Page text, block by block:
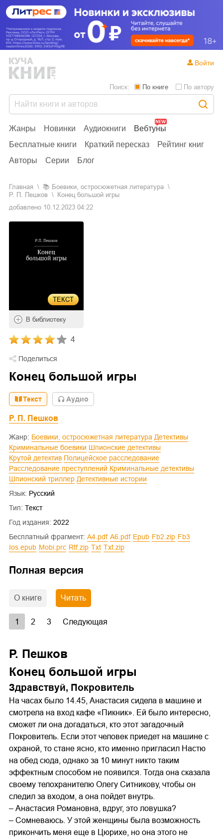
Жанры Новинки Аудиокниги
Вебтуны
Бесплатные книги
Краткий пересказ
Рейтинг книг
Авторы
Серии Блог
Поиск: По книге По автору
Войти
Главная 📚
боевики, остросюжетная литература
Р. П. Пешков
Конец большой игры
добавлено 10.12.2023 04:22
ТЕКСТ
В библиотеку
4
Поделиться
Конец большой игры
Текст Aудио
Р. П. Пешков
Жанр: Боевики, остросюжетная литература
Детективы
Криминальные боевики
Шпионские детективы
Крутой детектив
Полицейское расследование
Расследование преступлений
Криминальные детективы
Шпионский триллер
Детективные истории
Язык: Русский
Тип: Текст
Год издания: 2022
Бесплатный фрагмент:
a4.pdf a6.pdf epub fb2.zip
fb3
ios.epub
mobi.prc rtf.zip txt txt.zip
Полная версия
О книге Читать
1 2 3 Следующая
Р. Пешков
Конец большой игры
Здравствуй, Покровитель
На часах было 14.45, Анастасия сидела в машине и
смотрела на вход кафе «Пикник». Ей было интересно,
сможет ли она догадаться, кто этот загадочный
Покровитель. Если этот человек приедет на машине с
охраной, то стане ясно, кто именно пригласил Настю
на обед сюда, однако за 10 минут никто таким
эффектным способом не появился. Тогда она сказала
своему телохранителю Олегу Ситникову, чтобы он
следил за входом, а она пойдет внутрь.
– Анастасия Романовна, вдруг, это ловушка?
– Сомневаюсь. У этой женщины была возможность
прикончить меня еще в Цюрихе, но она этого не